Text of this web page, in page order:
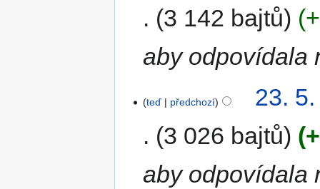
3 142 bajtů
aby odpovídala
teď předchozí
23.
3 026 bajtů
aby odpovídala